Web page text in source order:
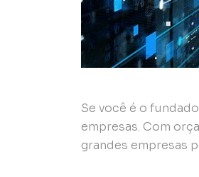
Se você é o
empresas. Com
grandes empresas